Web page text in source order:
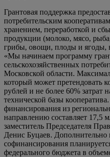
Грантовая поддержка
потребительским
хранением, переработкой и
продукции (молоко, мясо,
грибы, овощи, плоды и ягоды,
«Мы начинаем программу
сельскохозяйственных
Московской области.
который может претендовать
рублей и не более 60% затрат
технической базы
финансирования из
направлению составляет 17,5
заместитель Председателя
Денис Буцаев. Дополнительно
софинансирования
федерального бюджета в